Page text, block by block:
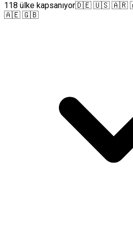
118 ülke kapsanıyor🇩🇪 🇺🇸 🇦🇷
🇦🇪 🇬🇧